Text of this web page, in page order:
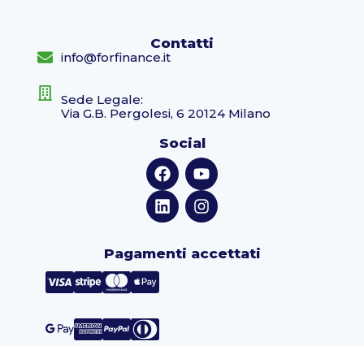
Contatti
info@forfinance.it
Sede Legale:
Via G.B. Pergolesi, 6 20124 Milano
Social
Pagamenti accettati